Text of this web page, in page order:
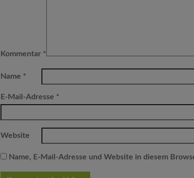
Kommentar *
Name *
E-Mail-Adresse *
Website
Name, E-Mail-Adresse und Website in diesem